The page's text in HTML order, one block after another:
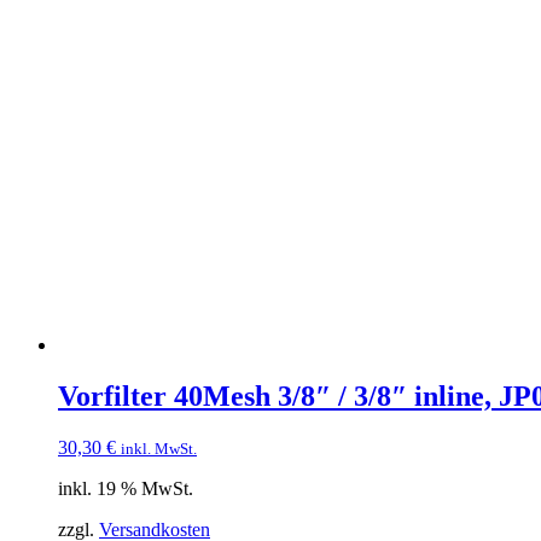
Vorfilter 40Mesh 3/8″ / 3/8″ inline,
30,30 € inkl. MwSt.
inkl. 19 % MwSt.
zzgl. Versandkosten